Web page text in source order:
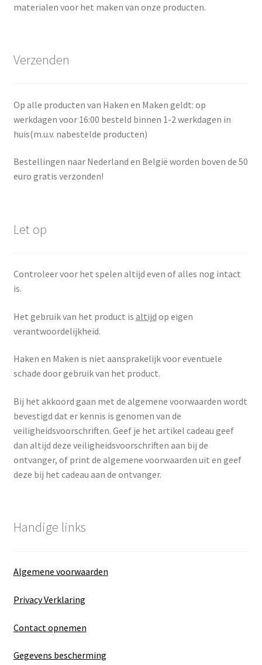
materialen voor het maken van onze producten.
Verzenden
Op alle producten van Haken en Maken geldt: op
werkdagen voor 16:00 besteld binnen 1-2 werkdagen in
huis(m.u.v. nabestelde producten)
Bestellingen naar Nederland en België worden boven de 50
euro gratis verzonden!
Let op
Controleer voor het spelen altijd even of alles nog intact
is.
Het gebruik van het product is altijd op eigen
verantwoordelijkheid.
Haken en Maken is niet aansprakelijk voor eventuele
schade door gebruik van het product.
Bij het akkoord gaan met de algemene voorwaarden wordt
bevestigd dat er kennis is genomen van de
veiligheidsvoorschriften. Geef je het artikel cadeau geef
dan altijd deze veiligheidsvoorschriften aan bij de
ontvanger, of print de algemene voorwaarden uit en geef
deze bij het cadeau aan de ontvanger.
Handige links
Algemene voorwaarden
Privacy Verklaring
Contact opnemen
Gegevens bescherming